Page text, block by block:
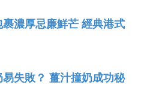
裹濃厚忌廉鮮芒 經典港式
易失敗？ 薑汁撞奶成功秘